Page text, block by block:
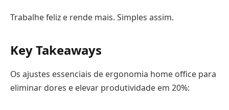
Trabalhe feliz e rende mais. Simples assim.
Key Takeaways
Os ajustes essenciais de ergonomia home office para
eliminar dores e elevar produtividade em 20%: